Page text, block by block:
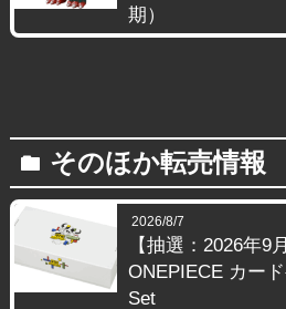
期）
folder そのほか転売情報
2026/8/7
【抽選：2026年9
ONEPIECE カー
Set